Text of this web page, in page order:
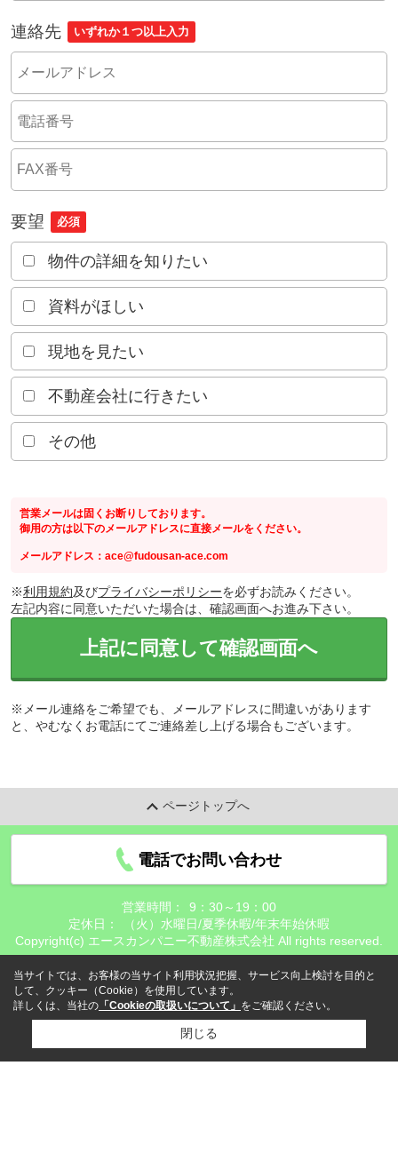
連絡先 いずれか１つ以上入力
要望 必須
物件の詳細を知りたい
資料がほしい
現地を見たい
不動産会社に行きたい
その他
営業メールは固くお断りしております。
御用の方は以下のメールアドレスに直接メールをください。
メールアドレス：ace@fudousan-ace.com
※利用規約及びプライバシーポリシーを必ずお読みください。
左記内容に同意いただいた場合は、確認画面へお進み下さい。
上記に同意して確認画面へ
※メール連絡をご希望でも、メールアドレスに間違いがあります
と、やむなくお電話にてご連絡差し上げる場合もございます。
ページトップへ
電話でお問い合わせ
営業時間：
9：30～19：00
定休日：
（火）水曜日/夏季休暇/年末年始休暇
Copyright(c) エースカンパニー不動産株式会社 All rights reserved.
当サイトでは、お客様の当サイト利用状況把握、サービス向上検討を目的と
して、クッキー（Cookie）を使用しています。
詳しくは、当社の 「Cookieの取扱いについて」 をご確認ください。
閉じる